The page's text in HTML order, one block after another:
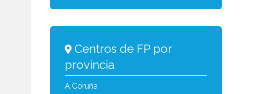
Centros de FP por
provincia
A Coruña